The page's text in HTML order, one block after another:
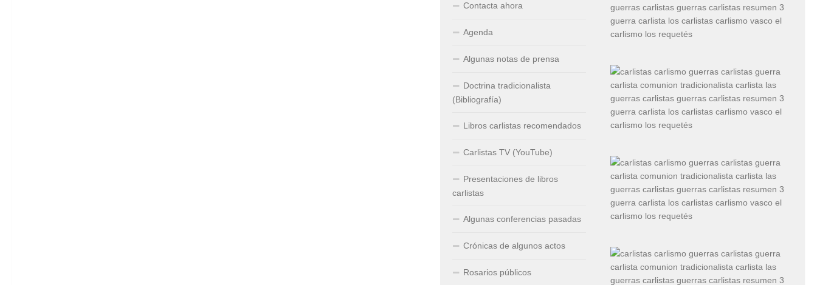
Contacta ahora
Agenda
Algunas notas de prensa
Doctrina tradicionalista
(Bibliografía)
Libros carlistas recomendados
Carlistas TV (YouTube)
Presentaciones de libros
carlistas
Algunas conferencias pasadas
Crónicas de algunos actos
Rosarios públicos